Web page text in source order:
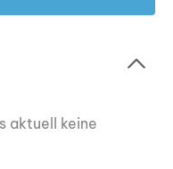
aktuell keine